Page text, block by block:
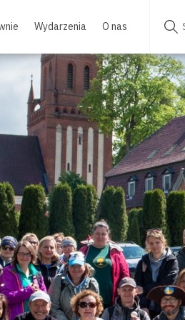
Wydarzenia O nas